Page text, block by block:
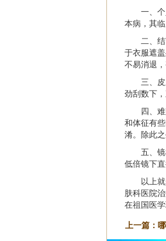
一、
本病，其
二、
于衣服遮
不易消退
三、
劲刮数下
四、
和体征有
淆。除此
五、
低倍镜下直
以上
肤科医院
在祖国医
上一篇：